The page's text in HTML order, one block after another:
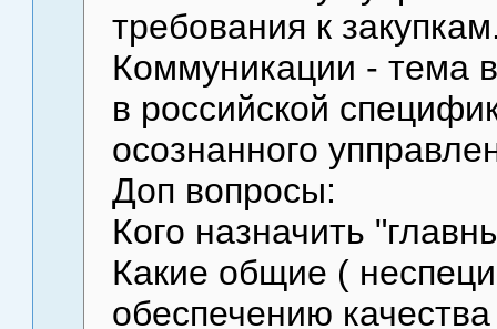
требования к
Коммуникации - тема
в российской
осознанного
Доп вопросы:
Кого назначить
Какие общие (
обеспечению